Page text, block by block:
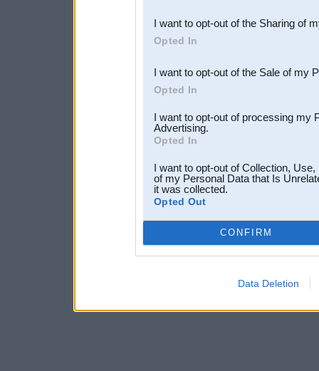
Downstream Participants
third parties.
I want to opt-out of the Sharing of
Opted In
I want to opt-out of the Sale of my
Opted In
I want to opt-out of processing my
Advertising.
Opted In
I want to opt-out of Collection,
of my Personal Data that Is
it was collected.
Opted Out
CONFIRM
Data Deletion